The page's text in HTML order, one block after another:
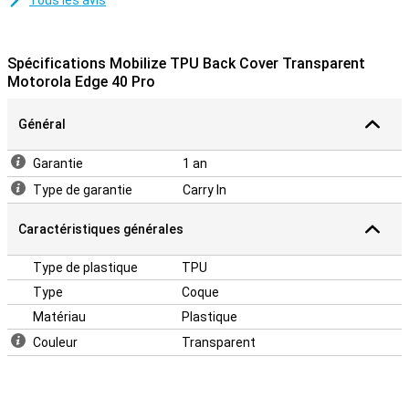
Spécifications Mobilize TPU Back Cover Transparent
Motorola Edge 40 Pro
Général
Garantie
1 an
Type de garantie
Carry In
Caractéristiques générales
Type de plastique
TPU
Type
Coque
Matériau
Plastique
Couleur
Transparent